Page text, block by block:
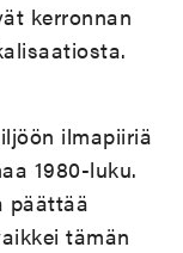
kerronnan
ilmapiiriä
1980-luku.
päättää
tämän